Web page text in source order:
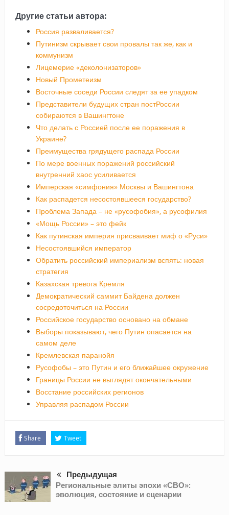
Другие статьи автора:
Россия разваливается?
Путинизм скрывает свои провалы так же, как и
коммунизм
Лицемерие «деколонизаторов»
Новый Прометеизм
Восточные соседи России следят за ее упадком
Представители будущих стран постРоссии
собираются в Вашингтоне
Что делать с Россией после ее поражения в
Украине?
Преимущества грядущего распада России
По мере военных поражений российский
внутренний хаос усиливается
Имперская «симфония» Москвы и Вашингтона
Как распадется несостоявшееся государство?
Проблема Запада – не «русофобия», а русофилия
«Мощь России» – это фейк
Как путинская империя присваивает миф о «Руси»
Несостоявшийся император
Обратить российский империализм вспять: новая
стратегия
Казахская тревога Кремля
Демократический саммит Байдена должен
сосредоточиться на России
Российское государство основано на обмане
Выборы показывают, чего Путин опасается на
самом деле
Кремлевская паранойя
Русофобы – это Путин и его ближайшее окружение
Границы России не выглядят окончательными
Восстание российских регионов
Управляя распадом России
Share Tweet
Предыдущая
Региональные элиты эпохи «СВО»:
эволюция, состояние и сценарии